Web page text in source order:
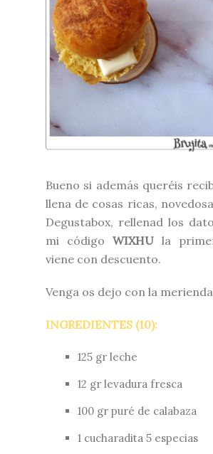
Bueno si además queréis
llena de cosas ricas,
Degustabox, rellenad los
mi código WIXHU la
viene con descuento.
Venga os dejo con la
INGREDIENTES (10):
125 gr leche
12 gr levadura fresca
100 gr puré de calabaza
1 cucharadita 5 especias